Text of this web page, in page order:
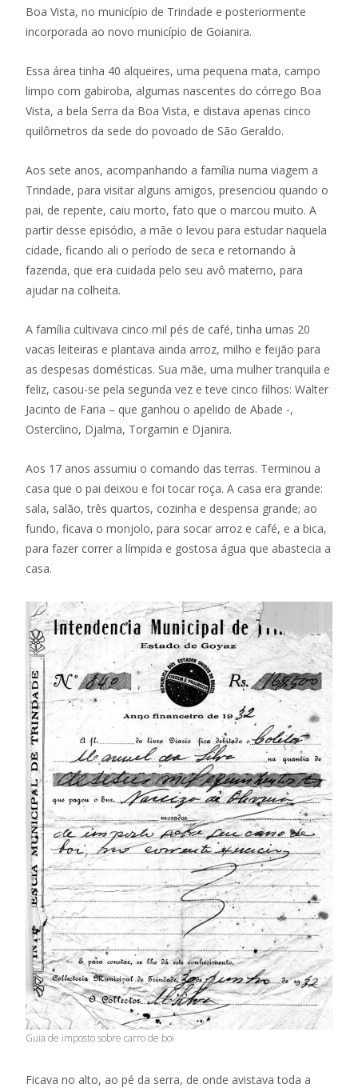
Boa Vista, no município de Trindade e posteriormente
incorporada ao novo município de Goianira.
Essa área tinha 40 alqueires, uma pequena mata, campo
limpo com gabiroba, algumas nascentes do córrego Boa
Vista, a bela Serra da Boa Vista, e distava apenas cinco
quilômetros da sede do povoado de São Geraldo.
Aos sete anos, acompanhando a família numa viagem a
Trindade, para visitar alguns amigos, presenciou quando o
pai, de repente, caiu morto, fato que o marcou muito. A
partir desse episódio, a mãe o levou para estudar naquela
cidade, ficando ali o período de seca e retornando à
fazenda, que era cuidada pelo seu avô materno, para
ajudar na colheita.
A família cultivava cinco mil pés de café, tinha umas 20
vacas leiteiras e plantava ainda arroz, milho e feijão para
as despesas domésticas. Sua mãe, uma mulher tranquila e
feliz, casou-se pela segunda vez e teve cinco filhos: Walter
Jacinto de Faria – que ganhou o apelido de Abade -,
Osterclino, Djalma, Torgamin e Djanira.
Aos 17 anos assumiu o comando das terras. Terminou a
casa que o pai deixou e foi tocar roça. A casa era grande:
sala, salão, três quartos, cozinha e despensa grande; ao
fundo, ficava o monjolo, para socar arroz e café, e a bica,
para fazer correr a límpida e gostosa água que abastecia a
casa.
Guia de imposto sobre carro de boi
Ficava no alto, ao pé da serra, de onde avistava toda a